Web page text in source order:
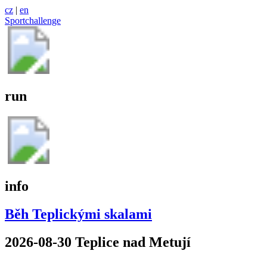
cz | en
Sportchallenge
run
info
Běh Teplickými skalami
2026-08-30 Teplice nad Metují